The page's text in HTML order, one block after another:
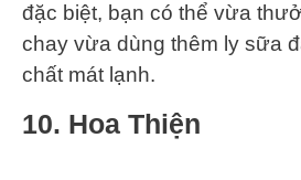
đặc biệt, bạn có thể vừa
chay vừa dùng thêm ly sữa
chất mát lạnh.
10. Hoa Thiện